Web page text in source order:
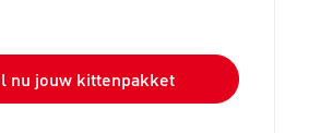
nu jouw kittenpakket